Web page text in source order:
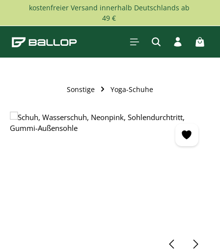
Zum Hauptinhalt springen
kostenfreier Versand innerhalb Deutschlands ab
49 €
Sonstige Yoga-Schuhe
Bildergalerie überspringen